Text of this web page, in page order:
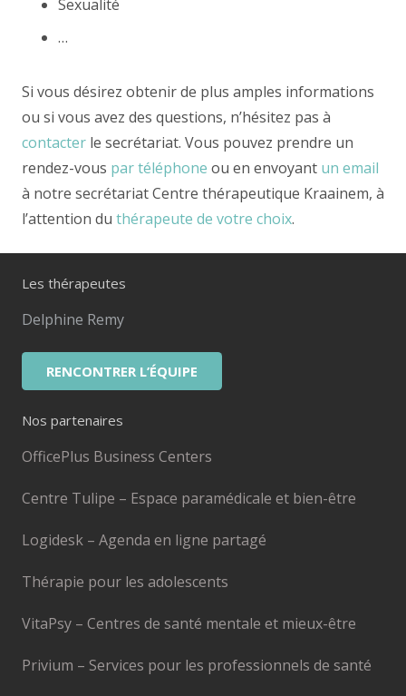
Sexualité
…
Si vous désirez obtenir de plus amples informations
ou si vous avez des questions, n’hésitez pas à
contacter le secrétariat. Vous pouvez prendre un
rendez-vous par téléphone ou en envoyant un email
à notre secrétariat Centre thérapeutique Kraainem, à
l’attention du thérapeute de votre choix.
Les thérapeutes
Delphine Remy
RENCONTRER L’ÉQUIPE
Nos partenaires
OfficePlus Business Centers
Centre Tulipe – Espace paramédicale et bien-être
Logidesk – Agenda en ligne partagé
Thérapie pour les adolescents
VitaPsy – Centres de santé mentale et mieux-être
Privium – Services pour les professionnels de santé